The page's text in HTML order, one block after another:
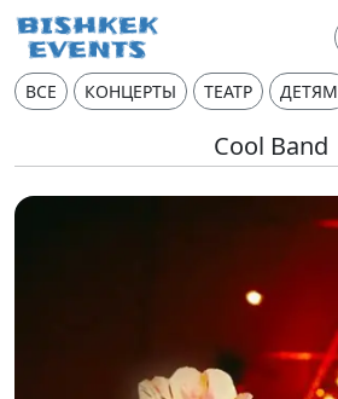
ВСЕ КОНЦЕРТЫ ТЕАТР ДЕТЯМ
Cool Band